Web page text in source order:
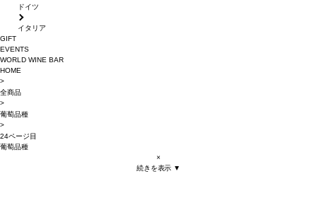
ドイツ
イタリア
GIFT
EVENTS
WORLD WINE BAR
HOME
>
全商品
>
葡萄品種
>
24ページ目
葡萄品種
×
続きを表示 ▼